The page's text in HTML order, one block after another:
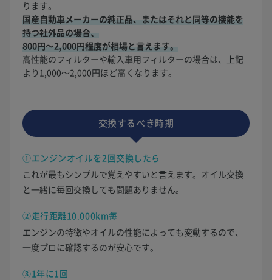
ります。
国産自動車メーカーの純正品、またはそれと同等の機能を
持つ社外品の場合、
800円〜2,000円程度が相場と言えます。
高性能のフィルターや輸入車用フィルターの場合は、上記
より1,000〜2,000円ほど高くなります。
交換するべき時期
①エンジンオイルを2回交換したら
これが最もシンプルで覚えやすいと言えます。オイル交換
と一緒に毎回交換しても問題ありません。
②走行距離10,000km毎
エンジンの特徴やオイルの性能によっても変動するので、
一度プロに確認するのが安心です。
③1年に1回